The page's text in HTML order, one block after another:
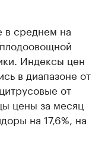
в среднем на
Индексы цен
в диапазоне от
от
цены за месяц
на 17,6%, на